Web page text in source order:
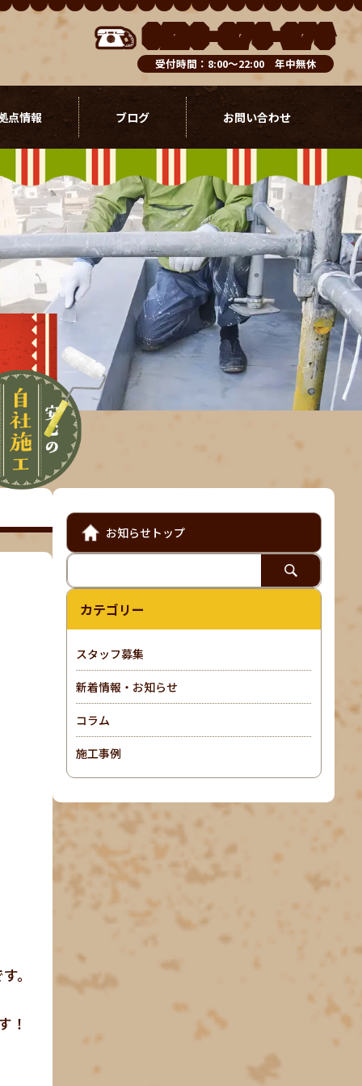
0120-076-976
受付時間：8:00～22:00 年中無休
点情報 ブログ お問い合わせ
。
！
お知らせトップ
カテゴリー
スタッフ募集
新着情報・お知らせ
コラム
施工事例